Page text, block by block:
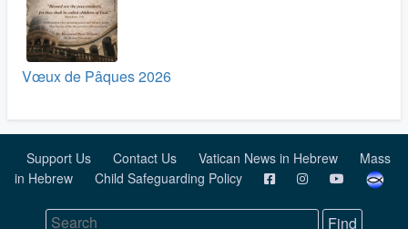
Vœux de Pâques 2026
Support Us Contact Us Vatican News in Hebrew
Mass
in Hebrew
Child Safeguarding Policy